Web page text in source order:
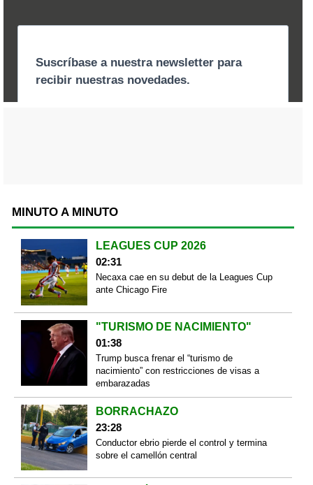
MINUTO A MINUTO
LEAGUES CUP 2026
02:31
Necaxa cae en su debut de la Leagues Cup
ante Chicago Fire
"TURISMO DE NACIMIENTO"
01:38
Trump busca frenar el “turismo de
nacimiento” con restricciones de visas a
embarazadas
BORRACHAZO
23:28
Conductor ebrio pierde el control y termina
sobre el camellón central